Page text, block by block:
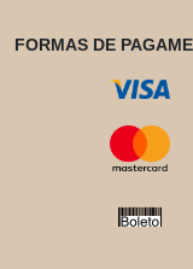
FORMAS DE